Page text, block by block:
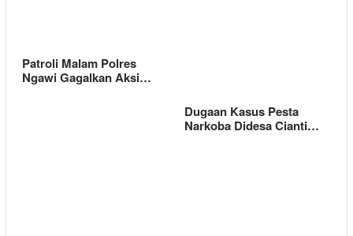
Patroli Malam Polres
Ngawi Gagalkan Aksi…
Dugaan Kasus Pesta
Narkoba Didesa Cianti…